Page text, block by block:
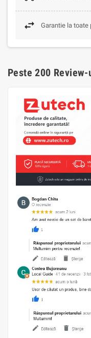
Garantie la toate
Peste 200